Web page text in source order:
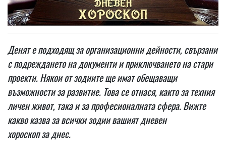
Денят е подходящ за организационни дейности, свързани
с подреждането на документи и приключването на стари
проекти. Някои от зодиите ще имат обещаващи
възможности за развитие. Това се отнася, както за техния
личен живот, така и за професионалната сфера. Вижте
какво казва за всички зодии вашият дневен
хороскоп за днес.